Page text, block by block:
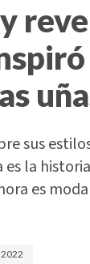
sus
la
es